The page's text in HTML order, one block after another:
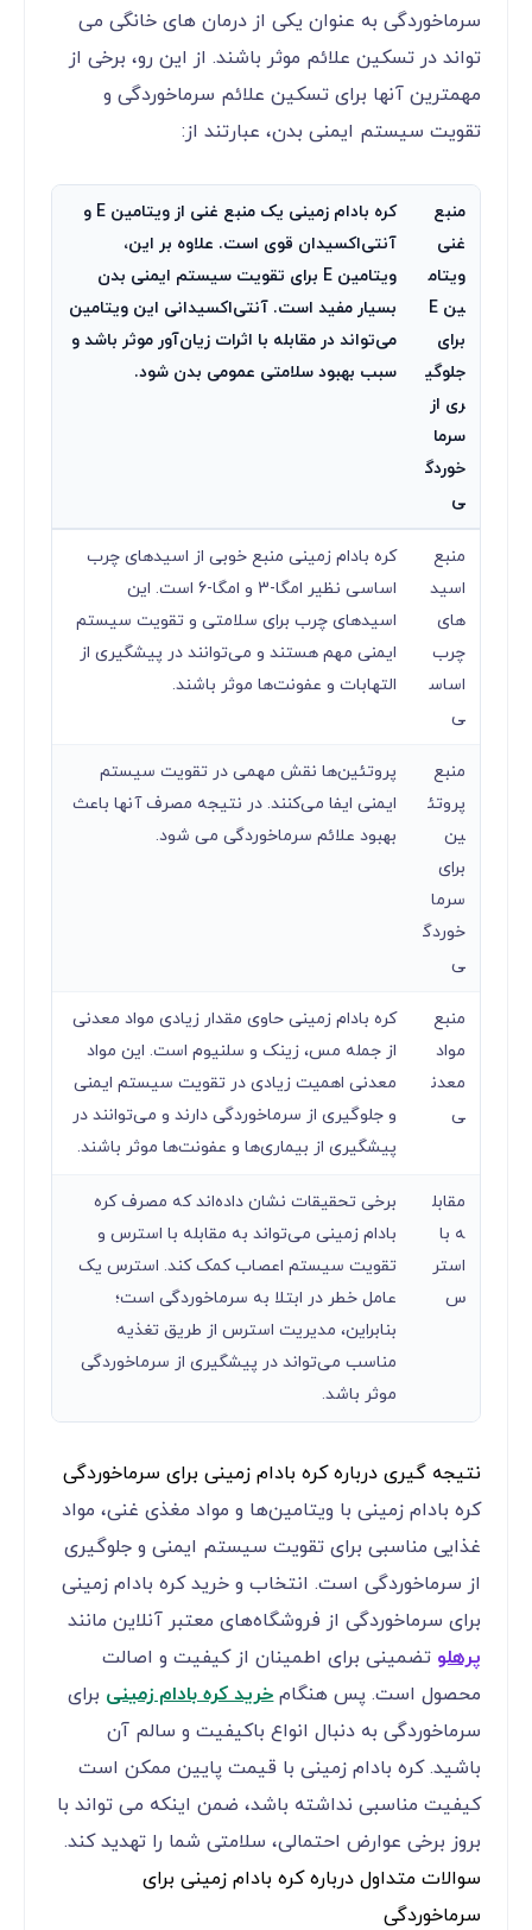
سرماخوردگی به عنوان یکی از درمان های خانگی می
تواند در تسکین علائم موثر باشند. از این رو، برخی از
مهمترین آنها برای تسکین علائم سرماخوردگی و
تقویت سیستم ایمنی بدن، عبارتند از:
منبع
غنی
ویتام
ین E
برای
جلوگی
ری از
سرما
خوردگ
ی
کره بادام زمینی یک منبع غنی از ویتامین E و
آنتی‌اکسیدان قوی است. علاوه بر این،
ویتامین E برای تقویت سیستم ایمنی بدن
بسیار مفید است. آنتی‌اکسیدانی این ویتامین
می‌تواند در مقابله با اثرات زیان‌آور موثر باشد و
سبب بهبود سلامتی عمومی بدن شود.
منبع
اسید
های
چرب
اساس
ی
کره بادام زمینی منبع خوبی از اسیدهای چرب
اساسی نظیر امگا-3 و امگا-6 است. این
اسیدهای چرب برای سلامتی و تقویت سیستم
ایمنی مهم هستند و می‌توانند در پیشگیری از
التهابات و عفونت‌ها موثر باشند.
منبع
پروتئ
ین
برای
سرما
خوردگ
ی
پروتئین‌ها نقش مهمی در تقویت سیستم
ایمنی ایفا می‌کنند. در نتیجه مصرف آنها باعث
بهبود علائم سرماخوردگی می شود.
منبع
مواد
معدن
ی
کره بادام زمینی حاوی مقدار زیادی مواد معدنی
از جمله مس، زینک و سلنیوم است. این مواد
معدنی اهمیت زیادی در تقویت سیستم ایمنی
و جلوگیری از سرماخوردگی دارند و می‌توانند در
پیشگیری از بیماری‌ها و عفونت‌ها موثر باشند.
مقابل
ه با
استر
س
برخی تحقیقات نشان داده‌اند که مصرف کره
بادام زمینی می‌تواند به مقابله با استرس و
تقویت سیستم اعصاب کمک کند. استرس یک
عامل خطر در ابتلا به سرماخوردگی است؛
بنابراین، مدیریت استرس از طریق تغذیه
مناسب می‌تواند در پیشگیری از سرماخوردگی
موثر باشد.
نتیجه گیری درباره کره بادام زمینی برای سرماخوردگی
کره بادام زمینی با ویتامین‌ها و مواد مغذی غنی، مواد
غذایی مناسبی برای تقویت سیستم ایمنی و جلوگیری
از سرماخوردگی است. انتخاب و خرید کره بادام زمینی
برای سرماخوردگی از فروشگاه‌های معتبر آنلاین مانند
پرهلو تضمینی برای اطمینان از کیفیت و اصالت
محصول است. پس هنگامخرید کره بادام زمینی برای
سرماخوردگی به دنبال انواع باکیفیت و سالم آن
باشید. کره بادام زمینی با قیمت پایین ممکن است
کیفیت مناسبی نداشته باشد، ضمن اینکه می تواند با
بروز برخی عوارض احتمالی، سلامتی شما را تهدید کند.
سوالات متداول درباره کره بادام زمینی برای
سرماخوردگی